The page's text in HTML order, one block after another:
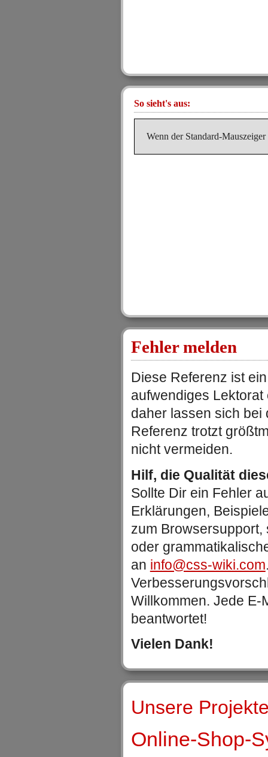
So sieht's aus:
Wenn der Standard-
Fehler melden
Diese Referenz ist
aufwendiges
daher lassen sich bei
Referenz trotzt
nicht vermeiden.
Hilf, die Qualität
Sollte Dir ein Fehler
Erklärungen,
zum
oder
an info@css-wiki.com
Willkommen. Jede E-
beantwortet!
Vielen Dank!
Unsere
Online-Shop-